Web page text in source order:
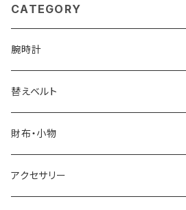
CATEGORY
腕時計
ELGIN
SALVATORE MARRA
CASIO
替えベルト
COACH
DANIEL WELLINGTON
財布・小物
SONNE
アクセサリー